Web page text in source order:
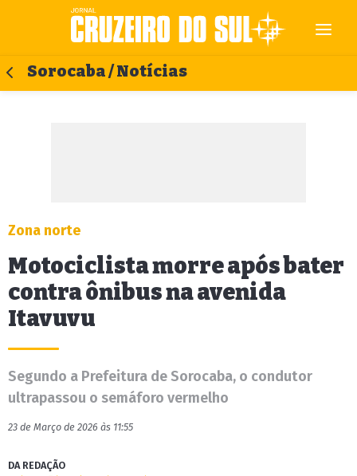
Sorocaba / Notícias
Zona norte
Motociclista morre após bater
contra ônibus na avenida
Itavuvu
Segundo a Prefeitura de Sorocaba, o condutor
ultrapassou o semáforo vermelho
23 de Março de 2026 às 11:55
DA REDAÇÃO